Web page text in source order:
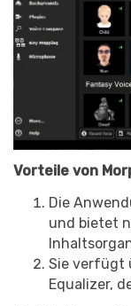
Vorteile von
Die
und bietet
Sie verfügt
Equalizer,